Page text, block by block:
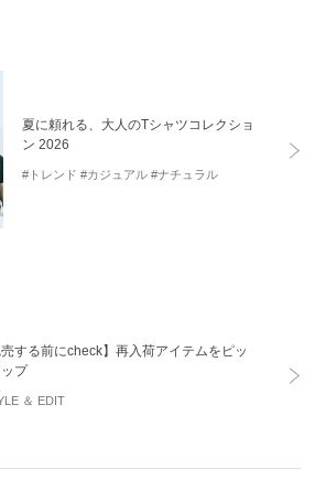
夏に頼れる、大人のTシャツコレクショ
ン 2026
#トレンド #カジュアル #ナチュラル
売する前にcheck】再入荷アイテムをピッ
プ
＆ EDIT